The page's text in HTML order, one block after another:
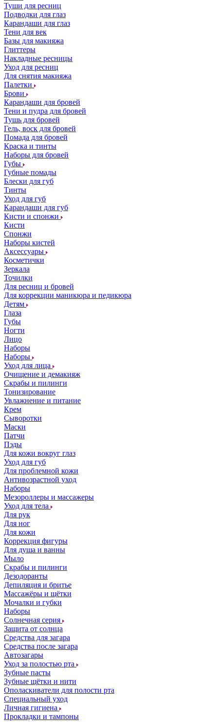
Туши для ресниц
Подводки для глаз
Карандаши для глаз
Тени для век
Базы для макияжа
Глиттеры
Накладные ресницы
Уход для ресниц
Для снятия макияжа
Палетки
Брови
Карандаши для бровей
Тени и пудра для бровей
Тушь для бровей
Гель, воск для бровей
Помада для бровей
Краска и тинты
Наборы для бровей
Губы
Губные помады
Блески для губ
Тинты
Уход для губ
Карандаши для губ
Кисти и спонжи
Кисти
Спонжи
Наборы кистей
Аксессуары
Косметички
Зеркала
Точилки
Для ресниц и бровей
Для коррекции маникюра и педикюра
Детям
Глаза
Губы
Ногти
Лицо
Наборы
Наборы
Уход для лица
Очищение и демакияж
Скрабы и пилинги
Тонизирование
Увлажнение и питание
Крем
Сыворотки
Маски
Патчи
Пэды
Для кожи вокруг глаз
Уход для губ
Для проблемной кожи
Антивозрастной уход
Наборы
Мезороллеры и массажеры
Уход для тела
Для рук
Для ног
Для кожи
Коррекция фигуры
Для душа и ванны
Мыло
Скрабы и пилинги
Дезодоранты
Депиляция и бритье
Массажёры и щётки
Мочалки и губки
Наборы
Солнечная серия
Защита от солнца
Средства для загара
Средства после загара
Автозагары
Уход за полостью рта
Зубные пасты
Зубные щётки и нити
Ополаскиватели для полости рта
Специальный уход
Личная гигиена
Прокладки и тампоны